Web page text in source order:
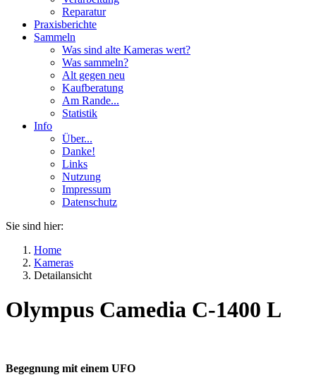
Reparatur
Praxisberichte
Sammeln
Was sind alte Kameras wert?
Was sammeln?
Alt gegen neu
Kaufberatung
Am Rande...
Statistik
Info
Über...
Danke!
Links
Nutzung
Impressum
Datenschutz
Sie sind hier:
Home
Kameras
Detailansicht
Olympus Camedia C-1400 L
Begegnung mit einem UFO